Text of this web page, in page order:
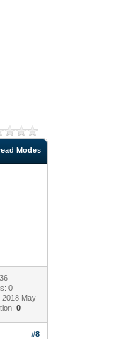
Modes
0
2018 May
0
#8